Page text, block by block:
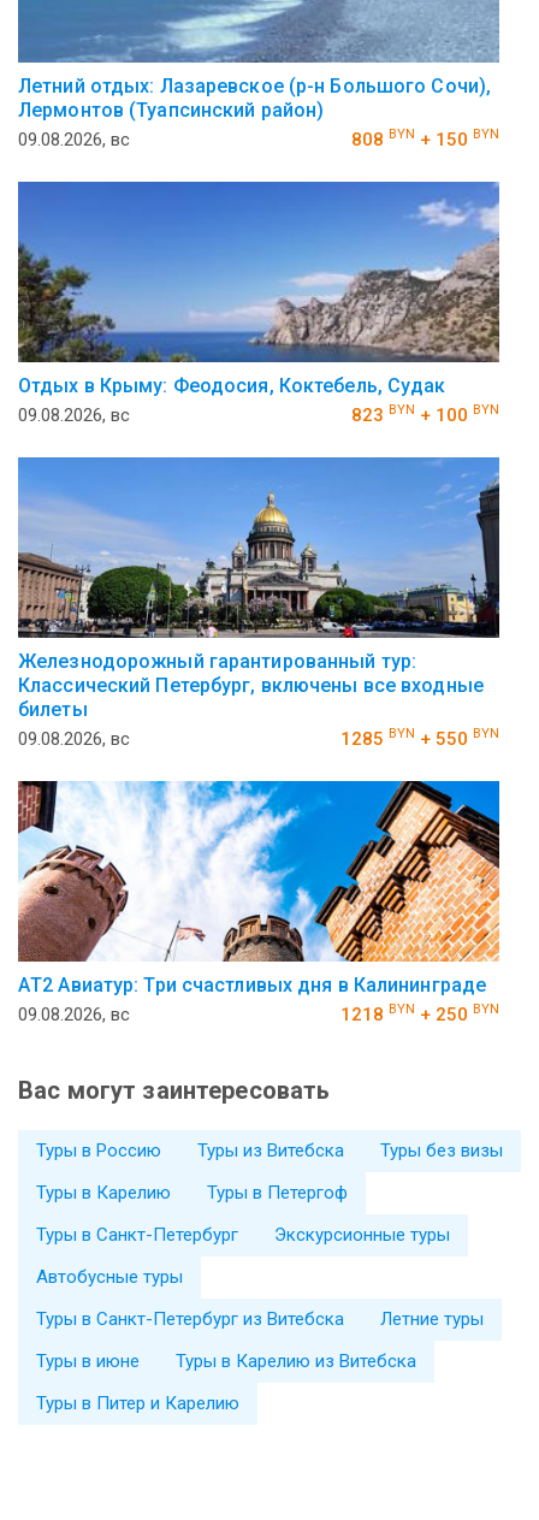
Летний отдых: Лазаревское (р-н Большого Сочи),
Лермонтов (Туапсинский район)
09.08.2026, вс 808 BYN + 150 BYN
Отдых в Крыму: Феодосия, Коктебель, Судак
09.08.2026, вс 823 BYN + 100 BYN
Железнодорожный гарантированный тур:
Классический Петербург, включены все входные
билеты
09.08.2026, вс 1285 BYN + 550 BYN
АT2 Авиатур: Три счастливых дня в Калининграде
09.08.2026, вс 1218 BYN + 250 BYN
Вас могут заинтересовать
Туры в Россию Туры из Витебска
Туры без визы
Туры в Карелию
Туры в Петергоф
Туры в Санкт-Петербург
Экскурсионные туры
Автобусные туры
Туры в Санкт-Петербург из Витебска
Летние туры
Туры в июне
Туры в Карелию из Витебска
Туры в Питер и Карелию